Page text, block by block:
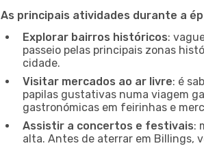
As principais atividades durante a
Explorar bairros históricos:
passeio pelas principais zonas
cidade.
Visitar mercados ao ar livre: é
papilas gustativas numa viagem
gastronómicas em feirinhas e
Assistir a concertos e festivais:
alta. Antes de aterrar em Billings,